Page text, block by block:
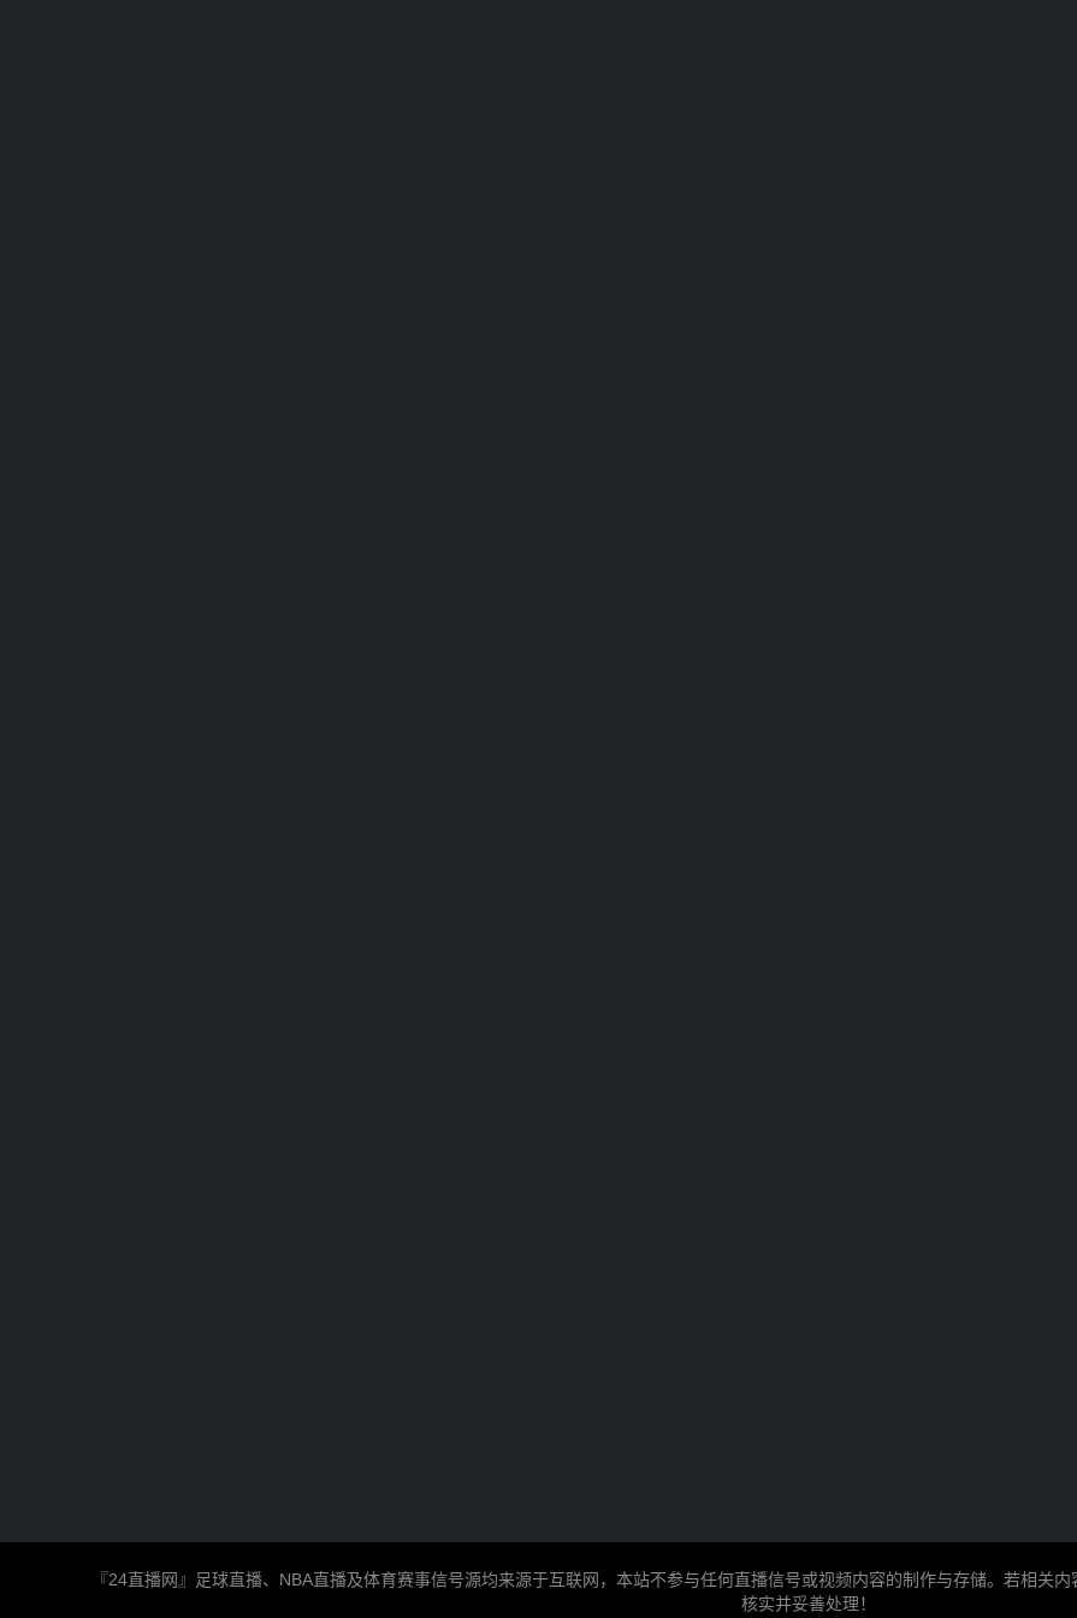
『24直播网』足球直播、NBA直播及体育赛事信号源均来源于互联网，本站不参与任何直播信号或视频内容的制作与存储。若相关
核实并妥善处理！